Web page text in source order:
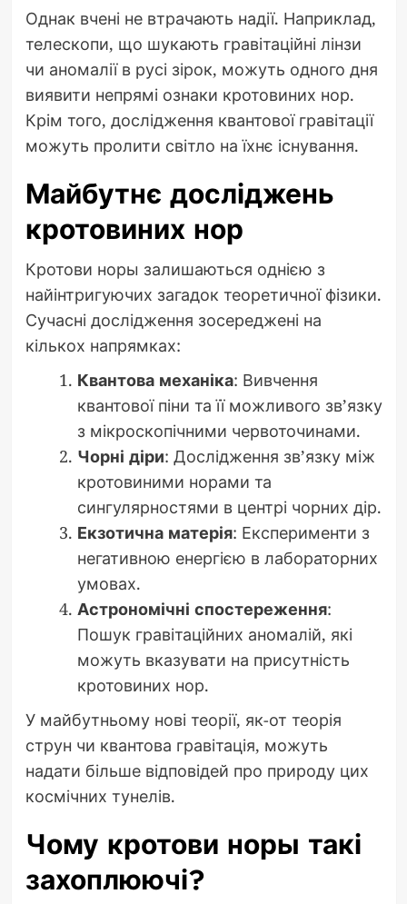
Однак вчені не втрачають надії. Наприклад,
телескопи, що шукають гравітаційні лінзи
чи аномалії в русі зірок, можуть одного дня
виявити непрямі ознаки кротовиних нор.
Крім того, дослідження квантової гравітації
можуть пролити світло на їхнє існування.
Майбутнє досліджень
кротовиних нор
Кротови норы залишаються однією з
найінтригуючих загадок теоретичної фізики.
Сучасні дослідження зосереджені на
кількох напрямках:
Квантова механіка: Вивчення
квантової піни та її можливого зв’язку
з мікроскопічними червоточинами.
Чорні діри: Дослідження зв’язку між
кротовиними норами та
сингулярностями в центрі чорних дір.
Екзотична матерія: Експерименти з
негативною енергією в лабораторних
умовах.
Астрономічні спостереження:
Пошук гравітаційних аномалій, які
можуть вказувати на присутність
кротовиних нор.
У майбутньому нові теорії, як-от теорія
струн чи квантова гравітація, можуть
надати більше відповідей про природу цих
космічних тунелів.
Чому кротови норы такі
захоплюючі?